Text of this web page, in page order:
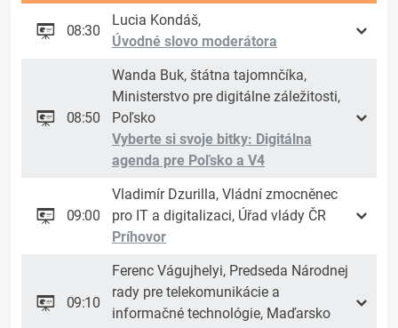
08:30
Lucia Kondáš,
Úvodné slovo moderátora
08:50
Wanda Buk, štátna tajomnčíka,
Ministerstvo pre digitálne záležitosti,
Poľsko
Vyberte si svoje bitky: Digitálna
agenda pre Poľsko a V4
09:00
Vladimír Dzurilla, Vládní zmocněnec
pro IT a digitalizaci, Úřad vlády ČR
Príhovor
09:10
Ferenc Vágujhelyi, Predseda Národnej
rady pre telekomunikácie a
informačné technológie, Maďarsko